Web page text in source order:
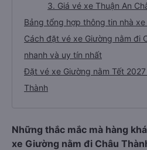
3. Giá vé xe Thuận An
Bảng tổng hợp thông tin nhà
Cách đặt vé xe Giường nằm đi
nhanh và uy tín nhất
Đặt vé xe Giường nằm Tết
Thành
Những thắc mắc mà hàng
xe Giường nằm đi Châu